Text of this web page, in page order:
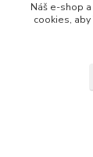
Náš e-shop
cookies, aby